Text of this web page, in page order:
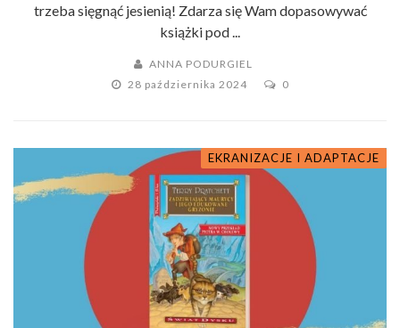
trzeba sięgnąć jesienią! Zdarza się Wam dopasowywać
książki pod ...
ANNA PODURGIEL
28 października 2024
0
EKRANIZACJE I ADAPTACJE